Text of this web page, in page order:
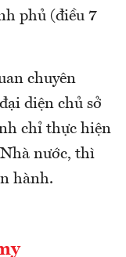
phủ (điều 7
chuyên
diện chủ sở
chỉ thực hiện
nước, thì
hành.